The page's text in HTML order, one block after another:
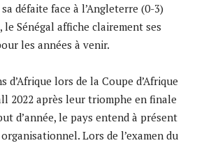
défaite face à l’Angleterre (0-3)
le Sénégal affiche clairement ses
les années à venir.
d’Afrique lors de la Coupe d’Afrique
2022 après leur triomphe en finale
d’année, le pays entend à présent
Lors de l’examen du